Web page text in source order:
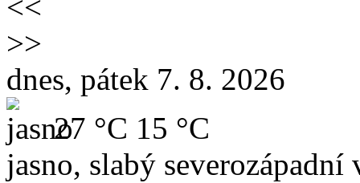
<<
>>
dnes, pátek 7. 8. 2026
27 °C 15 °C
jasno, slabý severozápadní